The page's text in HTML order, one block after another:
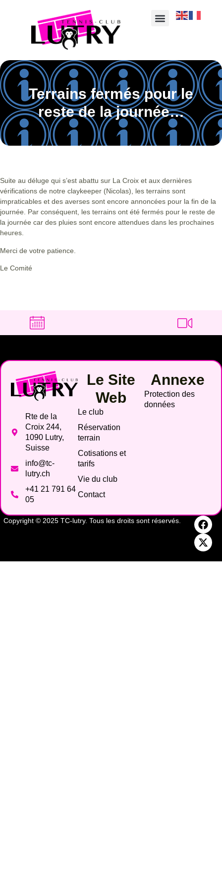
Terrains fermés pour le
reste de la journée…
Suite au déluge qui s’est abattu sur La Croix et aux dernières
vérifications de notre claykeeper (Nicolas), les terrains sont
impraticables et des averses sont encore annoncées pour la fin de la
journée. Par conséquent, les terrains ont été fermés pour le reste de
la journée car des pluies sont encore attendues dans les prochaines
heures.
Merci de votre patience.
Le Comité
Rte de la
Croix 244,
1090 Lutry,
Suisse
info@tc-
lutry.ch
+41 21 791 64
05
Le Site
Web
Le club
Réservation
terrain
Cotisations et
tarifs
Vie du club
Contact
Annexe
Protection des
données
Copyright © 2025 TC-lutry. Tous les droits sont réservés.